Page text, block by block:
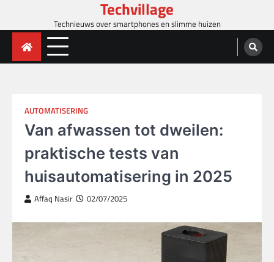
content
Techvillage
Technieuws over smartphones en slimme huizen
AUTOMATISERING
Van afwassen tot dweilen:
praktische tests van
huisautomatisering in 2025
Affaq Nasir 02/07/2025